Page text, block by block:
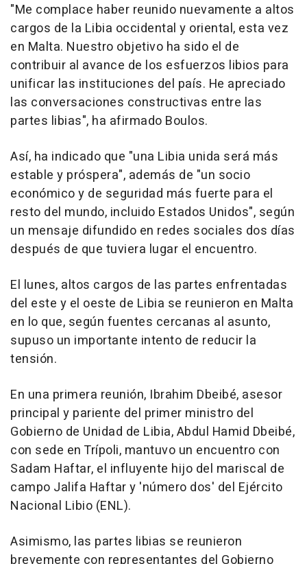
"Me complace haber reunido nuevamente a altos
cargos de la Libia occidental y oriental, esta vez
en Malta. Nuestro objetivo ha sido el de
contribuir al avance de los esfuerzos libios para
unificar las instituciones del país. He apreciado
las conversaciones constructivas entre las
partes libias", ha afirmado Boulos.
Así, ha indicado que "una Libia unida será más
estable y próspera", además de "un socio
económico y de seguridad más fuerte para el
resto del mundo, incluido Estados Unidos", según
un mensaje difundido en redes sociales dos días
después de que tuviera lugar el encuentro.
El lunes, altos cargos de las partes enfrentadas
del este y el oeste de Libia se reunieron en Malta
en lo que, según fuentes cercanas al asunto,
supuso un importante intento de reducir la
tensión.
En una primera reunión, Ibrahim Dbeibé, asesor
principal y pariente del primer ministro del
Gobierno de Unidad de Libia, Abdul Hamid Dbeibé,
con sede en Trípoli, mantuvo un encuentro con
Sadam Haftar, el influyente hijo del mariscal de
campo Jalifa Haftar y 'número dos' del Ejército
Nacional Libio (ENL).
Asimismo, las partes libias se reunieron